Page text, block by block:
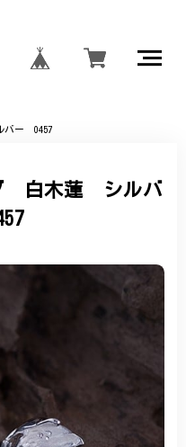
バー 0457
白木蓮 シルバ